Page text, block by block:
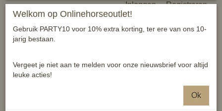
Inloggen Registreren
Home › Paard ›
Helaas bevinden er zich in deze categorie nog geen producten.
Welkom op Onlinehorseoutlet!
Gebruik PARTY10 voor 10% extra korting, ter ere van ons 10-
jarig bestaan.
Vergeet je niet aan te melden voor onze nieuwsbrief voor altijd
leuke acties!
Ok